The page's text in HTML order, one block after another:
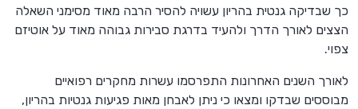
כך שבדיקה גנטית בהריון עשויה להסיר הרבה מאוד מסימני השאלה
הצצים לאורך הדרך ולהעיד בדרגת סבירות גבוהה מאוד על אוטיזם
צפוי.
לאורך השנים האחרונות התפרסמו עשרות מחקרים רפואיים
מבוססים שבדקו ומצאו כי ניתן לאבחן מאות פגיעות גנטיות בהריון,